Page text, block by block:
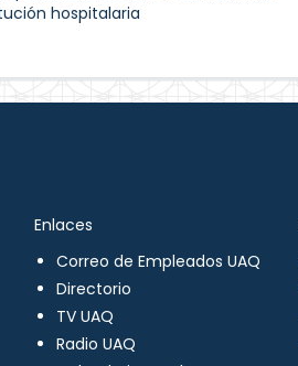
hospitalaria
Enlaces
Correo de Empleados UAQ
Directorio
TV UAQ
Radio UAQ